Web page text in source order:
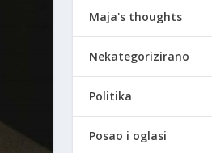
Maja's thoughts
Nekategorizirano
Politika
Posao i oglasi